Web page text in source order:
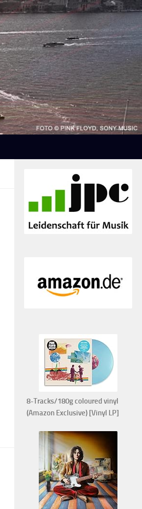
8-Tracks/180g coloured vinyl
(Amazon Exclusive) [Vinyl LP]